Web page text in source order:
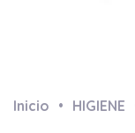
Inicio HIGIENE